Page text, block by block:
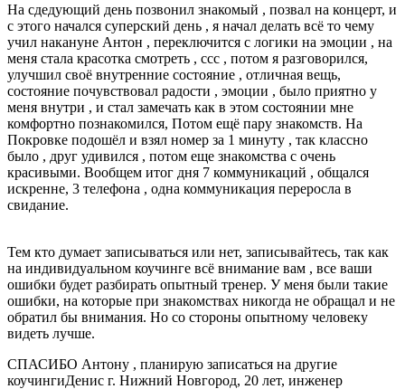
На сдедующий день позвонил знакомый , позвал на концерт, и
с этого начался суперский день , я начал делать всё то чему
учил накануне Антон , переключится с логики на эмоции , на
меня стала красотка смотреть , ссс , потом я разговорился,
улучшил своё внутренние состояние , отличная вещь,
состояние почувствовал радости , эмоции , было приятно у
меня внутри , и стал замечать как в этом состоянии мне
комфортно познакомился, Потом ещё пару знакомств. На
Покровке подошёл и взял номер за 1 минуту , так классно
было , друг удивился , потом еще знакомства с очень
красивыми. Вообщем итог дня 7 коммуникаций , общался
искренне, 3 телефона , одна коммуникация переросла в
свидание.
Тем кто думает записываться или нет, записывайтесь, так как
на индивидуальном коучинге всё внимание вам , все ваши
ошибки будет разбирать опытный тренер. У меня были такие
ошибки, на которые при знакомствах никогда не обращал и не
обратил бы внимания. Но со стороны опытному человеку
видеть лучше.
СПАСИБО Антону , планирую записаться на другие
коучингиДенис г. Нижний Новгород, 20 лет, инженер